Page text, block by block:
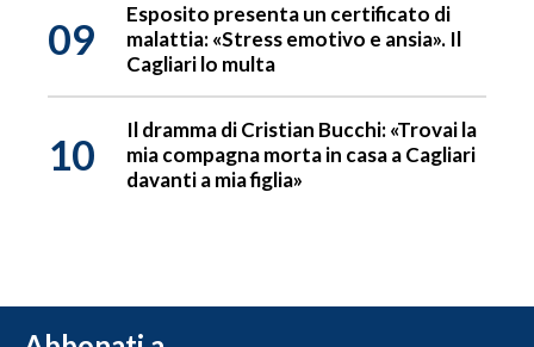
09
Esposito presenta un certificato di
malattia: «Stress emotivo e ansia». Il
Cagliari lo multa
10
Il dramma di Cristian Bucchi: «Trovai la
mia compagna morta in casa a Cagliari
davanti a mia figlia»